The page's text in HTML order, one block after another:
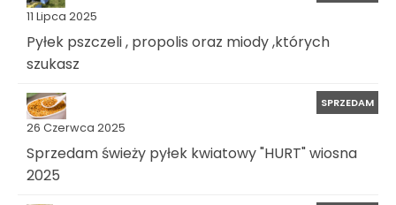
11 Lipca 2025
Pyłek pszczeli , propolis oraz miody ,których
szukasz
26 Czerwca 2025
SPRZEDAM
Sprzedam świeży pyłek kwiatowy "HURT" wiosna
2025